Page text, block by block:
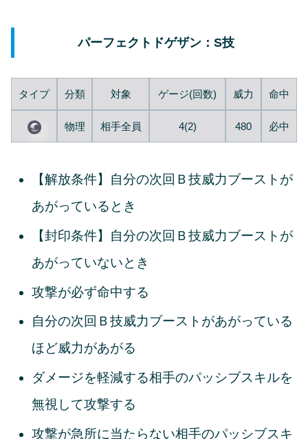
パーフェクトドゲザン：S技
タイプ 分類 対象 ゲージ(回数) 威力 命中
物理 相手全員 4(2) 480 必中
【解放条件】自分の次回Ｂ技威力ブーストが
あがっているとき
【封印条件】自分の次回Ｂ技威力ブーストが
あがっていないとき
攻撃が必ず命中する
自分の次回Ｂ技威力ブーストがあがっている
ほど威力があがる
ダメージを軽減する相手のパッシブスキルを
無視して攻撃する
攻撃が急所に当たらない相手のパッシブスキ